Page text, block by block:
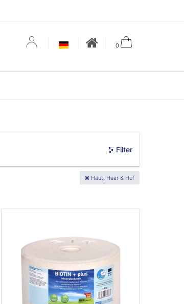
0
Filter
Haut, Haar & Huf